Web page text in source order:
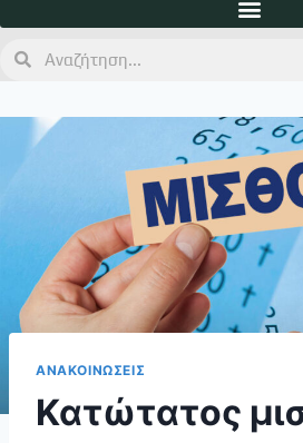
ΑΝΑΚΟΙΝΩΣΕΙΣ
Κατώτατος